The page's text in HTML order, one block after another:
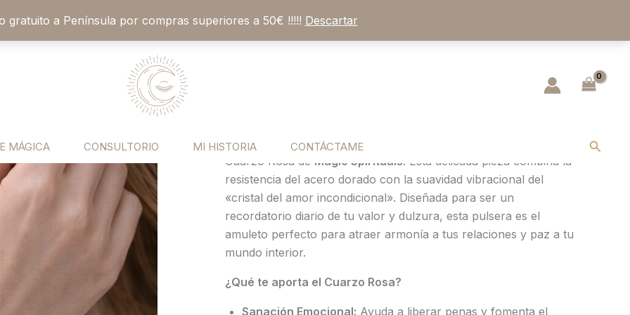
gratuito a Península por compras superiores a 50€ !!!!! Descartar
MÁGICA CONSULTORIO MI HISTORIA CONTÁCTAME Buscar
Abre tu corazón y celebra tu propia esencia con la pulsera de
Cuarzo Rosa de Magic Spirituals. Esta delicada pieza combina la
resistencia del acero dorado con la suavidad vibracional del
«cristal del amor incondicional». Diseñada para ser un
recordatorio diario de tu valor y dulzura, esta pulsera es el
amuleto perfecto para atraer armonía a tus relaciones y paz a tu
mundo interior.
¿Qué te aporta el Cuarzo Rosa?
Sanación Emocional: Ayuda a liberar penas y fomenta el
Despertar
Propio
Armonía